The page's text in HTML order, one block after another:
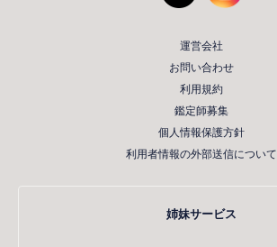
運営会社
お問い合わせ
利用規約
鑑定師募集
個人情報保護方針
利用者情報の外部送信について
姉妹サービス